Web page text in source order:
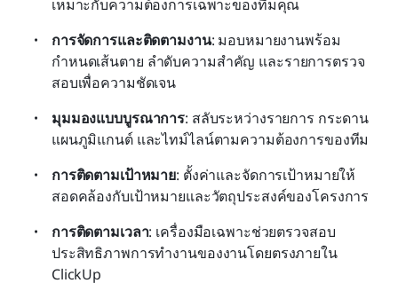
เหมาะกับความต้องการเฉพาะของทีมคุณ
การจัดการและติดตามงาน: มอบหมายงานพร้อม
กำหนดเส้นตาย ลำดับความสำคัญ และรายการตรวจ
สอบเพื่อความชัดเจน
มุมมองแบบบูรณาการ: สลับระหว่างรายการ กระดาน
แผนภูมิแกนต์ และไทม์ไลน์ตามความต้องการของทีม
การติดตามเป้าหมาย: ตั้งค่าและจัดการเป้าหมายให้
สอดคล้องกับเป้าหมายและวัตถุประสงค์ของโครงการ
การติดตามเวลา: เครื่องมือเฉพาะช่วยตรวจสอบ
ประสิทธิภาพการทำงานของงานโดยตรงภายใน
ClickUp